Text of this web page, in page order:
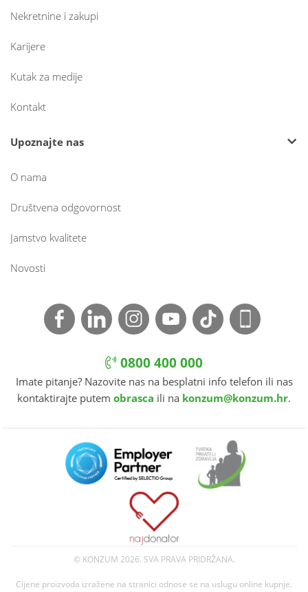
Nekretnine i zakupi
Karijere
Kutak za medije
Kontakt
Upoznajte nas
O nama
Društvena odgovornost
Jamstvo kvalitete
Novosti
0800 400 000
Imate pitanje? Nazovite nas na besplatni info telefon ili nas
kontaktirajte putem obrasca ili na konzum@konzum.hr.
© KONZUM 2026. SVA PRAVA PRIDRŽANA.
Cijene proizvoda izražene na stranici odnose se na uslugu online kupnje.